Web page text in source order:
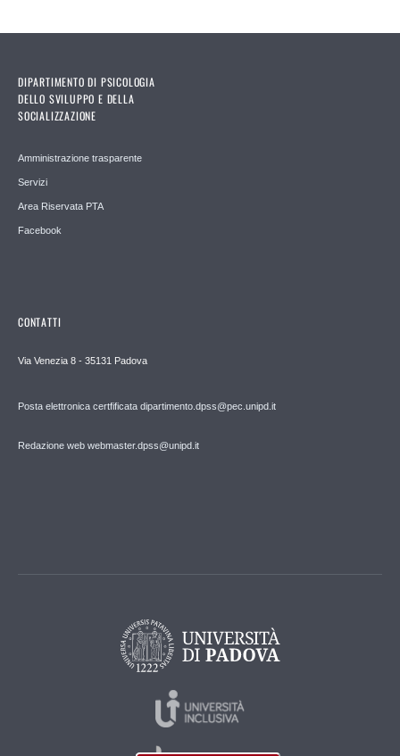
DIPARTIMENTO DI PSICOLOGIA
DELLO SVILUPPO E DELLA
SOCIALIZZAZIONE
Amministrazione trasparente
Servizi
Area Riservata PTA
Facebook
CONTATTI
Via Venezia 8 - 35131 Padova
Posta elettronica certfificata dipartimento.dpss@pec.unipd.it
Redazione web webmaster.dpss@unipd.it